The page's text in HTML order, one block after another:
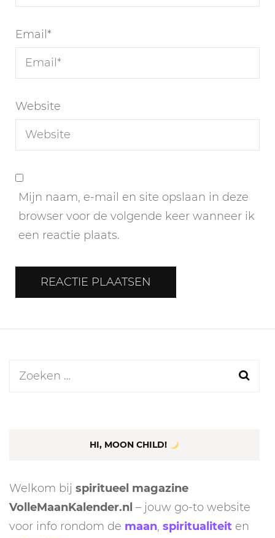
Email *
Website
Mijn naam, e-mail en site opslaan in deze
browser voor de volgende keer wanneer ik
een reactie plaats.
Zoeken
HI, MOON CHILD!
Welkom bij spiritueel magazine
VolleMaanKalender.nl – jouw go-to website
voor info rondom de maan, spiritualiteit en